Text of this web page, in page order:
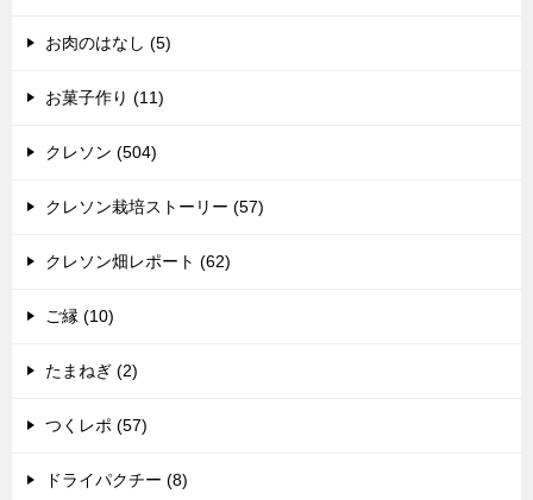
お肉のはなし (5)
お菓子作り (11)
クレソン (504)
クレソン栽培ストーリー (57)
クレソン畑レポート (62)
ご縁 (10)
たまねぎ (2)
つくレポ (57)
ドライパクチー (8)